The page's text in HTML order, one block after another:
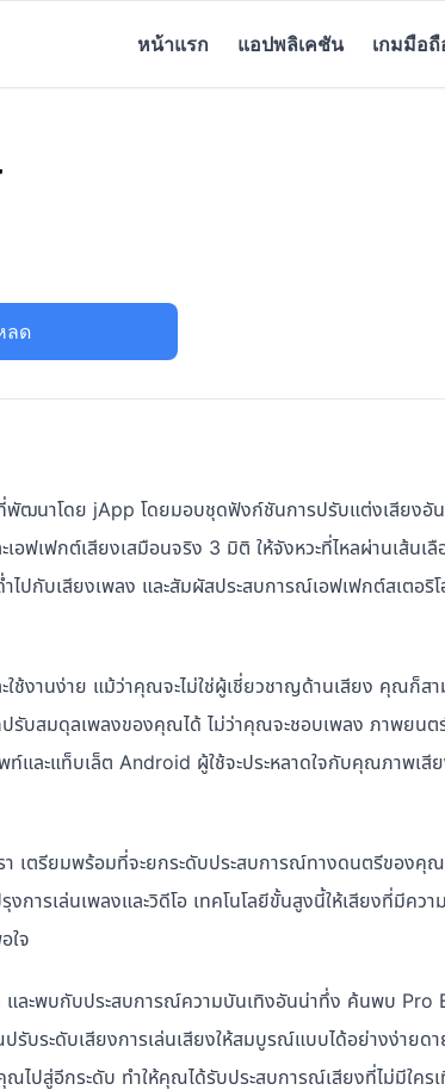
หน้าแรก แอปพลิเคชัน เกมมือถื
ลด
พัฒนาโดย jApp โดยมอบชุดฟังก์ชันการปรับแต่งเสียงอั
เอฟเฟกต์เสียงเสมือนจริง 3 มิติ ให้จังหวะที่ไหลผ่านเส้น
ไปกับเสียงเพลง และสัมผัสประสบการณ์เอฟเฟกต์สเตอ
ช้งานง่าย แม้ว่าคุณจะไม่ใช่ผู้เชี่ยวชาญด้านเสียง คุณก็ส
รับสมดุลเพลงของคุณได้ ไม่ว่าคุณจะชอบเพลง ภาพยน
ละแท็บเล็ต Android ผู้ใช้จะประหลาดใจกับคุณภาพเสี
รา เตรียมพร้อมที่จะยกระดับประสบการณ์ทางดนตรีของคุ
การเล่นเพลงและวิดีโอ เทคโนโลยีขั้นสูงนี้ให้เสียงที่มีควา
ใจ
และพบกับประสบการณ์ความบันเทิงอันน่าทึ่ง ค้นพบ Pro
บระดับเสียงการเล่นเสียงให้สมบูรณ์แบบได้อย่างง่ายดา
ปสู่อีกระดับ ทำให้คุณได้รับประสบการณ์เสียงที่ไม่มีใคร